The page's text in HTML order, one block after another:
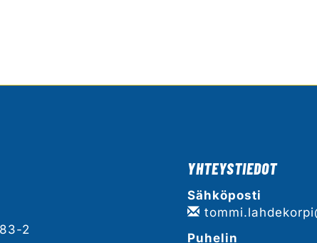
2
YHTEYSTIEDOT
Sähköposti
Puhelin